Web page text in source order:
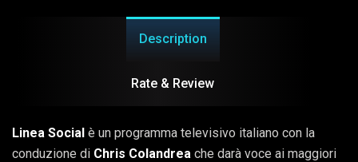
Description
Rate & Review
Linea Social è un programma televisivo italiano con la
conduzione di Chris Colandrea che darà voce ai maggiori